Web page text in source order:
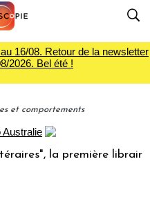
16/08. Retour de la newsletter
2026. Bel été !
et comportements
première librairie du